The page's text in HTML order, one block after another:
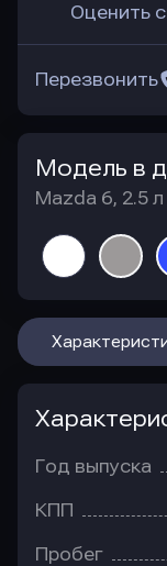
Оценить
Перезвонить
Модель в
Mazda 6, 2.5
Год выпуска
КПП
Пробег